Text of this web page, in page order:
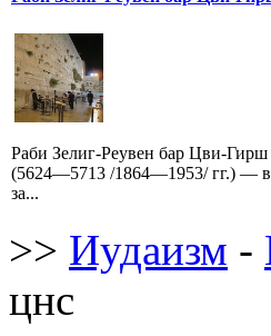
Раби Зелиг-Реувен бар Цви-Гирш
(5624—5713 /1864—1953/ гг.) —
за...
>> Иудаизм -
цнс